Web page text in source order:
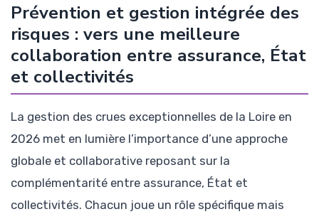
Prévention et gestion intégrée des
risques : vers une meilleure
collaboration entre assurance, État
et collectivités
La gestion des crues exceptionnelles de la Loire en
2026 met en lumière l’importance d’une approche
globale et collaborative reposant sur la
complémentarité entre assurance, État et
collectivités. Chacun joue un rôle spécifique mais